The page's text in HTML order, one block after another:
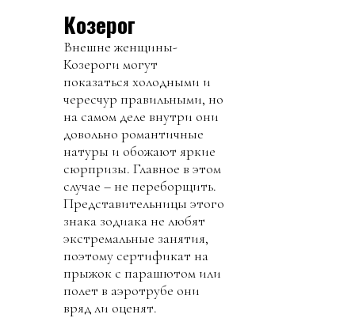
Козерог
Внешне женщины-
Козероги могут
показаться холодными и
чересчур правильными, но
на самом деле внутри они
довольно романтичные
натуры и обожают яркие
сюрпризы. Главное в этом
случае – не переборщить.
Представительницы этого
знака зодиака не любят
экстремальные занятия,
поэтому сертификат на
прыжок с парашютом или
полет в аэротрубе они
вряд ли оценят.